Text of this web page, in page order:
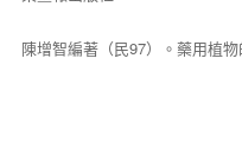
陳增智編著（民97）。藥用植